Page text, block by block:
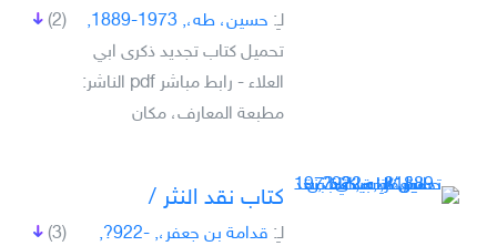
(2) لـِ: حسين، طه،, 1973-1889,
تحميل كتاب تجديد ذكرى ابي
العلاء - رابط مباشر pdf الناشر:
مطبعة المعارف، مكان
‏كتاب نقد النثر /‏
(3) لـِ:
قدامة بن جعفر،, -922?,